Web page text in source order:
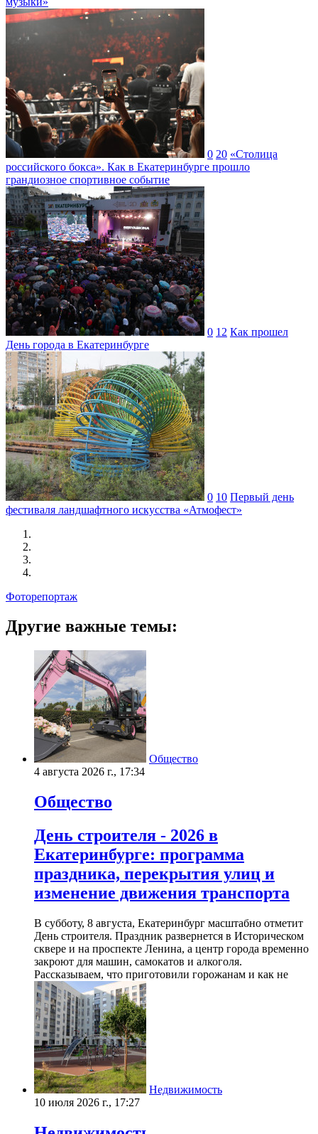
0 20 «Столица
российского бокса». Как в Екатеринбурге прошло
грандиозное спортивное событие
0 12 Как прошел
День города в Екатеринбурге
0 10 Первый день
фестиваля ландшафтного искусства «Атмофест»
Фоторепортаж
Другие важные темы:
Общество
4 августа 2026 г., 17:34
Общество
День строителя - 2026 в
Екатеринбурге: программа
праздника, перекрытия улиц и
изменение движения транспорта
В субботу, 8 августа, Екатеринбург масштабно отметит
День строителя. Праздник развернется в Историческом
сквере и на проспекте Ленина, а центр города временно
закроют для машин, самокатов и алкоголя.
Рассказываем, что приготовили горожанам и как не
Недвижимость
10 июля 2026 г., 17:27